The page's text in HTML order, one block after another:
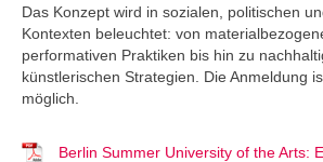
Das Konzept wird in sozialen, politischen
Kontexten beleuchtet: von
performativen Praktiken bis hin zu
künstlerischen Strategien. Die Anmeldung
möglich.
Berlin Summer University of the Arts: